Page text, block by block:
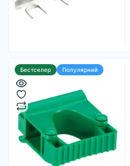
Бестселер Популярний